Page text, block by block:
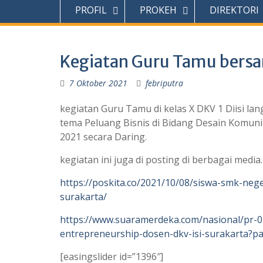
PROFIL PROKEH DIREKTORI
Kegiatan Guru Tamu
7 Oktober 2021 febriputra
kegiatan Guru Tamu di kelas X DKV 1 Diisi
tema Peluang Bisnis di Bidang Desain
2021 secara Daring.
kegiatan ini juga di posting di berbagai media.
https://poskita.co/2021/10/08/siswa-smk-
surakarta/
https://www.suaramerdeka.com/nasional/
entrepreneurship-dosen-dkv-isi-
[easingslider id=”1396″]